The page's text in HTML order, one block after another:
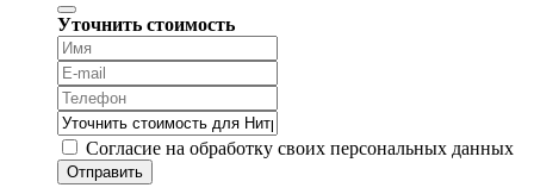
Уточнить стоимость
Согласие на обработку своих персональных данных
Отправить